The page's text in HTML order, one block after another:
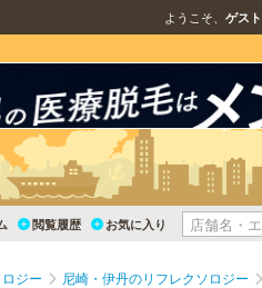
ようこそ、 ゲスト
閲覧履歴 お気に入り
ジー 尼崎・伊丹のリフレクソロジー